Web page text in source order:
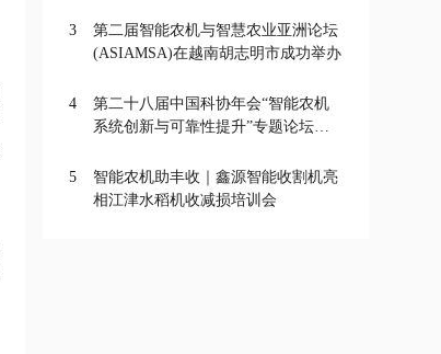
3
第二届智能农机与智慧农业亚洲论坛
(ASIAMSA)在越南胡志明市成功举办
4
第二十八届中国科协年会“智能农机
系统创新与可靠性提升”专题论坛在
5
智能农机助丰收｜鑫源智能收割机亮
相江津水稻机收减损培训会